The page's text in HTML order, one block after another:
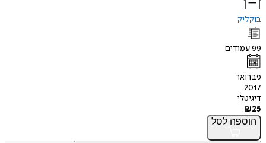
בוקליק
99עמודים
פברואר
2017
דיגיטלי
₪25
הוספה לסל